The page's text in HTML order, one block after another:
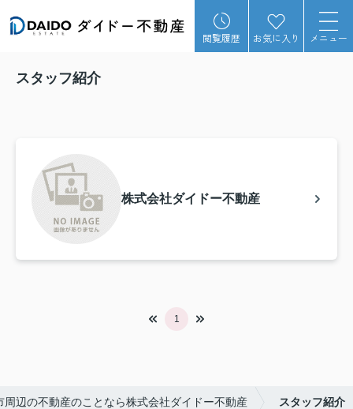
閲覧履歴 お気に入り メニュー
スタッフ紹介
株式会社ダイドー不動産
1
周辺の不動産のことなら株式会社ダイドー不動産 スタッフ紹介